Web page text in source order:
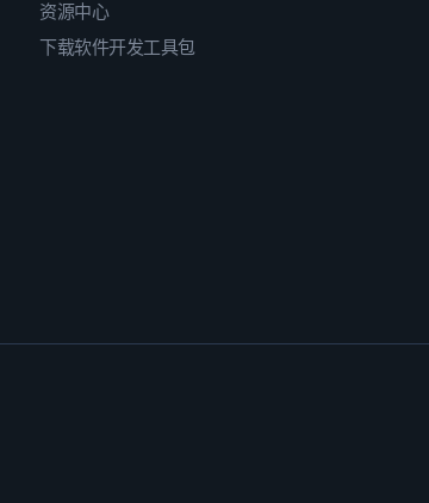
资源中心
下载软件开发工具包